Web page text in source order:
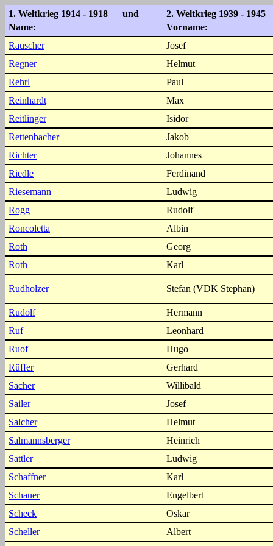
1. Weltkrieg 1914 - 1918 und
2. Weltkrieg 1939 - 1945
Name:
Vorname:
Rauscher
Josef
Regner
Helmut
Rehrl
Paul
Reinhardt
Max
Reitlinger
Isidor
Rettenbacher
Jakob
Richter
Johannes
Riedle
Ferdinand
Riesemann
Ludwig
Rogg
Rudolf
Roncoletta
Albin
Roth
Georg
Roth
Karl
Rudholzer Stefan (VDK Stephan)
Rudolf
Hermann
Ruf
Leonhard
Ruof
Hugo
Rüffer
Gerhard
Sacher
Willibald
Sailer
Josef
Salcher
Helmut
Salmannsberger
Heinrich
Sattler
Ludwig
Schaffner
Karl
Schauer
Engelbert
Scheck
Oskar
Scheller
Albert